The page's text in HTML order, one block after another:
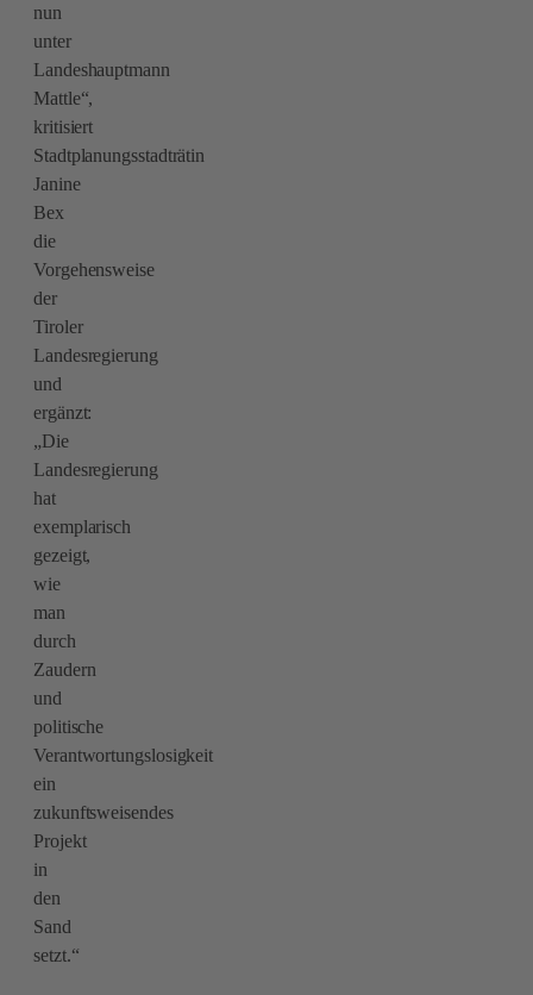
nun
unter
Landeshauptmann
Mattle“,
kritisiert
Stadtplanungsstadträtin
Janine
Bex
die
Vorgehensweise
der
Tiroler
Landesregierung
und
ergänzt:
„Die
Landesregierung
hat
exemplarisch
gezeigt,
wie
man
durch
Zaudern
und
politische
Verantwortungslosigkeit
ein
zukunftsweisendes
Projekt
in
den
Sand
setzt.“